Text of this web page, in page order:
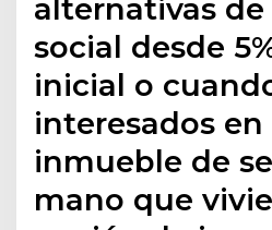
alternativas
social desde
inicial o
interesados
inmueble de
mano que